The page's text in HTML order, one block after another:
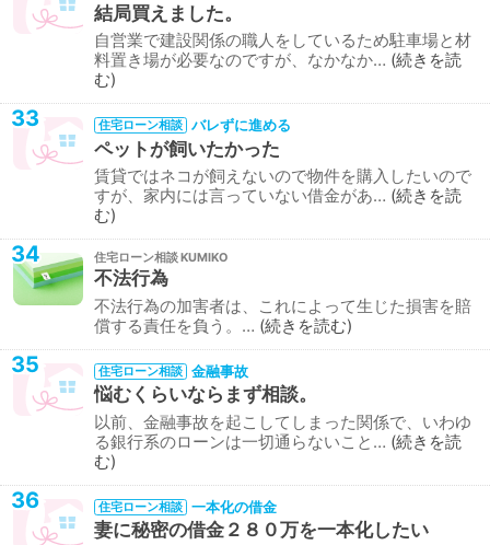
結局買えました。
自営業で建設関係の職人をしているため駐車場と材
料置き場が必要なのですが、なかなか… 続きを読
む
33 住宅ローン相談 バレずに進める
ペットが飼いたかった
賃貸ではネコが飼えないので物件を購入したいので
すが、家内には言っていない借金があ… 続きを読
む
34 住宅ローン相談
不法行為
不法行為の加害者は、これによって生じた損害を賠
償する責任を負う。… 続きを読む
35 住宅ローン相談 金融事故
悩むくらいならまず相談。
以前、金融事故を起こしてしまった関係で、いわゆ
る銀行系のローンは一切通らないこと… 続きを読
む
36 住宅ローン相談 一本化の借金
妻に秘密の借金２８０万を一本化したい